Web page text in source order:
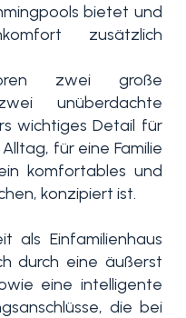
bietet und
zusätzlich
zwei große
unüberdachte
wichtiges Detail für
für eine Familie
komfortables und
konzipiert ist.
als Einfamilienhaus
durch eine äußerst
eine intelligente
die bei